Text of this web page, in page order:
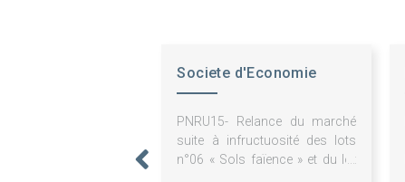
Societe d'Economie
PNRU15- Relance du marché
suite à infructuosité des lots
n°06 « Sols faïence » et du lot